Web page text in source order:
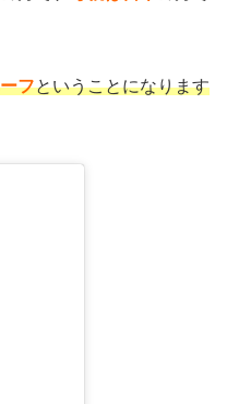
フということになります